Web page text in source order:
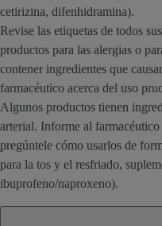
cetirizina, difenhidramina).
Revise las etiquetas de todos
productos para las alergias o
contener ingredientes que
farmacéutico acerca del uso
Algunos productos tienen
arterial. Informe al
pregúntele cómo usarlos de
para la tos y el resfriado,
ibuprofeno/naproxeno).